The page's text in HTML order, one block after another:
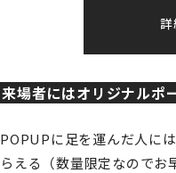
詳
来場者にはオリジナルポ
POPUPに足を運んだ人に
らえる（数量限定なので